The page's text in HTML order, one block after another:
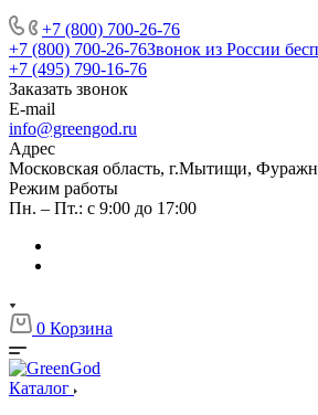
+7 (800) 700-26-76
+7 (800) 700-26-76Звонок из России
+7 (495) 790-16-76
Заказать звонок
E-mail
info@greengod.ru
Адрес
Московская область, г.Мытищи,
Режим работы
Пн. – Пт.: с 9:00 до 17:00
0 Корзина
Каталог